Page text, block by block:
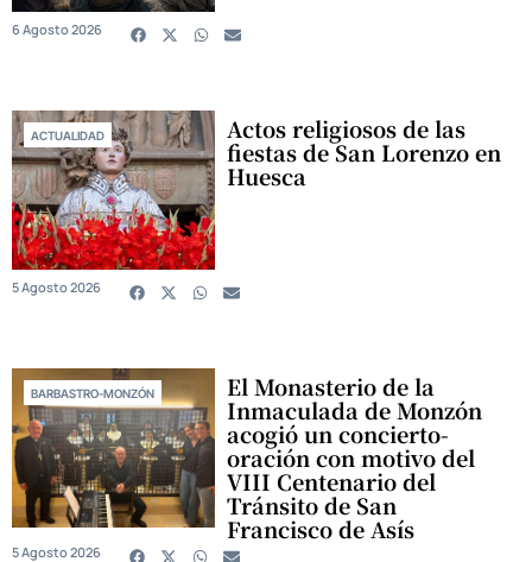
6 Agosto 2026
ACTUALIDAD Actos religiosos de las
fiestas de San Lorenzo en
Huesca
5 Agosto 2026
BARBASTRO-MONZÓN El Monasterio de la
Inmaculada de Monzón
acogió un concierto-
oración con motivo del
VIII Centenario del
Tránsito de San
Francisco de Asís
5 Agosto 2026